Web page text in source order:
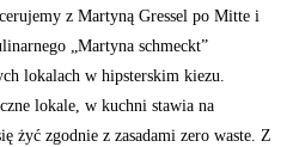
z Martyną Gressel po Mitte i
„Martyna schmeckt”
lokalach w hipsterskim kiezu.
lokale, w kuchni stawia na
żyć zgodnie z zasadami zero waste. Z